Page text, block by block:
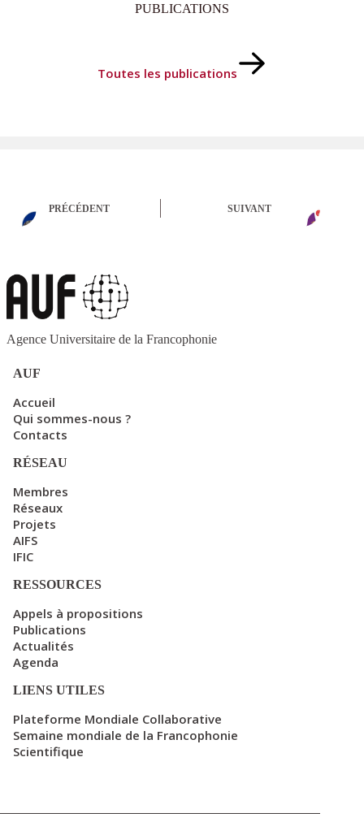
PUBLICATIONS
Toutes les publications
PRÉCÉDENT SUIVANT
Agence Universitaire de la Francophonie
AUF
Accueil
Qui sommes-nous ?
Contacts
RÉSEAU
Membres
Réseaux
Projets
AIFS
IFIC
RESSOURCES
Appels à propositions
Publications
Actualités
Agenda
LIENS UTILES
Plateforme Mondiale Collaborative
Semaine mondiale de la Francophonie
Scientifique